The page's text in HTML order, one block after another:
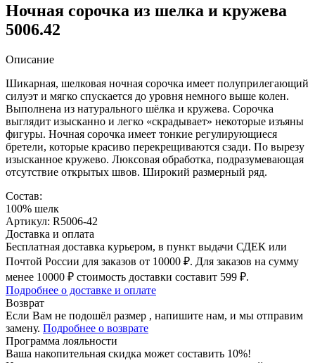
Ночная сорочка из шелка и кружева
5006.42
Описание
Шикарная, шелковая ночная сорочка имеет полуприлегающий
силуэт и мягко спускается до уровня немного выше колен.
Выполнена из натурального шёлка и кружева. Сорочка
выглядит изысканно и легко «скрадывает» некоторые изъяны
фигуры. Ночная сорочка имеет тонкие регулирующиеся
бретели, которые красиво перекрещиваются сзади. По вырезу
изысканное кружево. Люксовая обработка, подразумевающая
отсутствие открытых швов. Широкий размерный ряд.
Состав:
100% шелк
Артикул: R5006-42
Доставка и оплата
Бесплатная доставка курьером, в пункт выдачи СДЕК или
Почтой России для заказов от 10000 ₽. Для заказов на сумму
менее 10000 ₽ стоимость доставки составит 599 ₽.
Подробнее о доставке и оплате
Возврат
Если Вам не подошёл размер , напишите нам, и мы отправим
замену. Подробнее о возврате
Программа лояльности
Ваша накопительная скидка может составить 10%!